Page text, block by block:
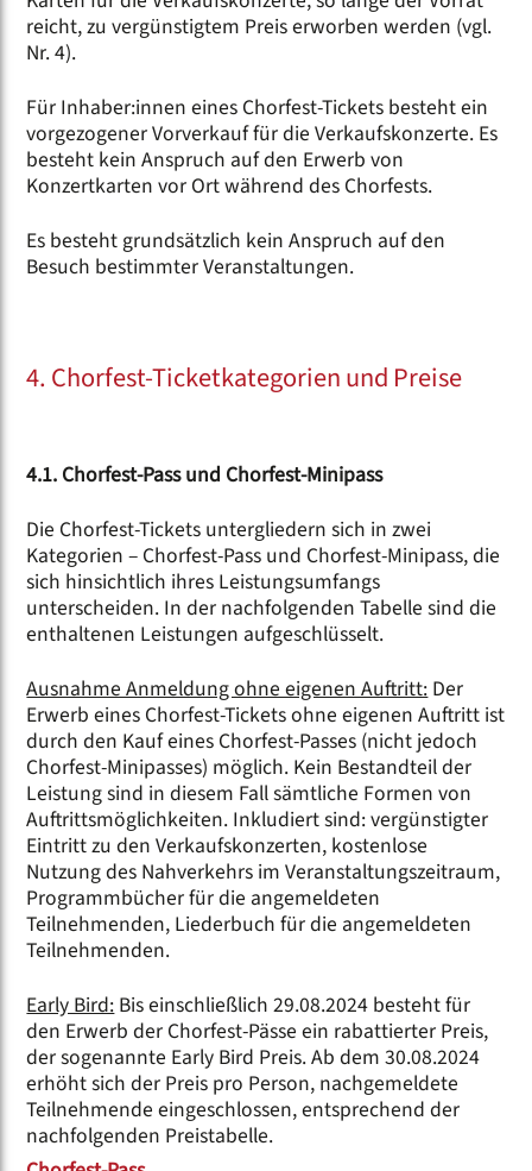
reicht, zu vergünstigtem Preis erworben werden (vgl.
Nr. 4).
Für Inhaber:innen eines Chorfest-Tickets besteht ein
vorgezogener Vorverkauf für die Verkaufskonzerte. Es
besteht kein Anspruch auf den Erwerb von
Konzertkarten vor Ort während des Chorfests.
Es besteht grundsätzlich kein Anspruch auf den
Besuch bestimmter Veranstaltungen.
4. Chorfest-Ticketkategorien und Preise
4.1. Chorfest-Pass und Chorfest-Minipass
Die Chorfest-Tickets untergliedern sich in zwei
Kategorien – Chorfest-Pass und Chorfest-Minipass, die
sich hinsichtlich ihres Leistungsumfangs
unterscheiden. In der nachfolgenden Tabelle sind die
enthaltenen Leistungen aufgeschlüsselt.
Ausnahme Anmeldung ohne eigenen Auftritt:Der
Erwerb eines Chorfest-Tickets ohne eigenen Auftritt ist
durch den Kauf eines Chorfest-Passes (nicht jedoch
Chorfest-Minipasses) möglich. Kein Bestandteil der
Leistung sind in diesem Fall sämtliche Formen von
Auftrittsmöglichkeiten. Inkludiert sind: vergünstigter
Eintritt zu den Verkaufskonzerten, kostenlose
Nutzung des Nahverkehrs im Veranstaltungszeitraum,
Programmbücher für die angemeldeten
Teilnehmenden, Liederbuch für die angemeldeten
Teilnehmenden.
Early Bird:Bis einschließlich 29.08.2024 besteht für
den Erwerb der Chorfest-Pässe ein rabattierter Preis,
der sogenannte Early Bird Preis. Ab dem 30.08.2024
erhöht sich der Preis pro Person, nachgemeldete
Teilnehmende eingeschlossen, entsprechend der
nachfolgenden Preistabelle.